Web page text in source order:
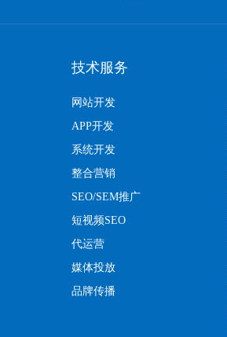
技术服务
网站开发
APP开发
系统开发
整合营销
SEO/SEM推广
短视频SEO
代运营
媒体投放
品牌传播